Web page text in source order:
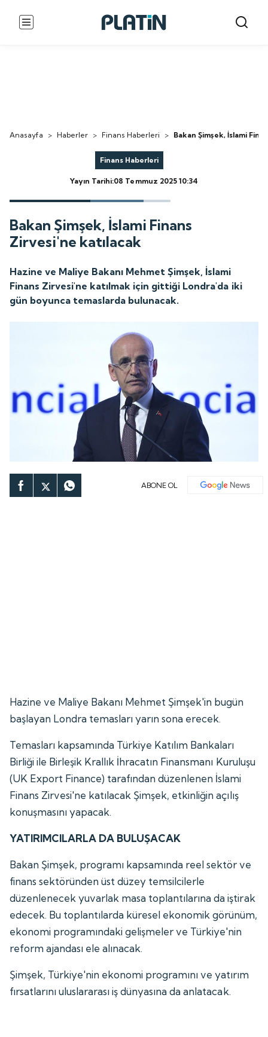
Anasayfa > Haberler > Finans Haberleri > Bakan Şimşek, İslami
Finans Haberleri
Yayın Tarihi:08 Temmuz 2025 10:34
Bakan Şimşek, İslami Finans
Zirvesi'ne katılacak
Hazine ve Maliye Bakanı Mehmet Şimşek, İslami
Finans Zirvesi'ne katılmak için gittiği Londra'da iki
gün boyunca temaslarda bulunacak.
ABONE OL
Hazine ve Maliye Bakanı Mehmet Şimşek'in bugün
başlayan Londra temasları yarın sona erecek.
Temasları kapsamında Türkiye Katılım Bankaları
Birliği ile Birleşik Krallık İhracatın Finansmanı Kuruluşu
(UK Export Finance) tarafından düzenlenen İslami
Finans Zirvesi'ne katılacak Şimşek, etkinliğin açılış
konuşmasını yapacak.
YATIRIMCILARLA DA BULUŞACAK
Bakan Şimşek, programı kapsamında reel sektör ve
finans sektöründen üst düzey temsilcilerle
düzenlenecek yuvarlak masa toplantılarına da iştirak
edecek. Bu toplantılarda küresel ekonomik görünüm,
ekonomi programındaki gelişmeler ve Türkiye'nin
reform ajandası ele alınacak.
Şimşek, Türkiye'nin ekonomi programını ve yatırım
fırsatlarını uluslararası iş dünyasına da anlatacak.